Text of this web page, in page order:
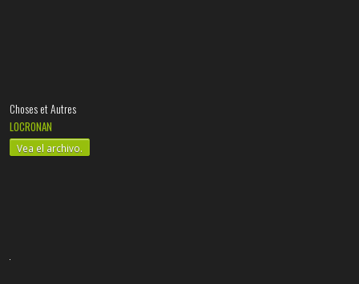
Choses et Autres
LOCRONAN
Vea el archivo.